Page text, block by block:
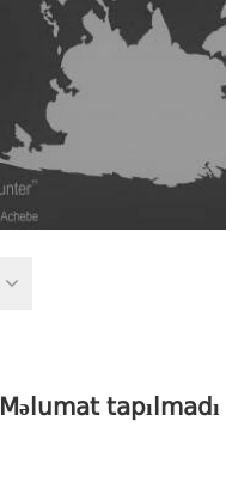
Məlumat tapılmadı